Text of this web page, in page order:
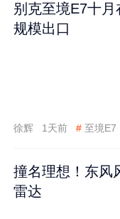
别克至境E7十
规模出口
徐辉 1天前 # 至境E7
撞名理想！东风
雷达